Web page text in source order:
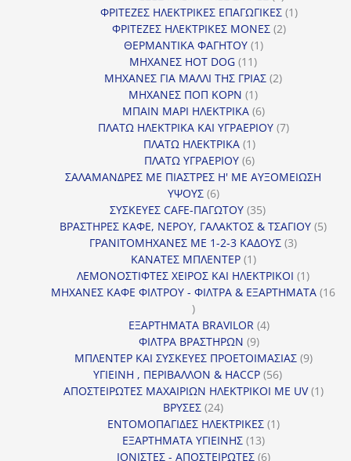
προϊόν
ΦΡΙΤΕΖΕΣ ΗΛΕΚΤΡΙΚΕΣ ΕΠΑΓΩΓΙΚΕΣ 11
ΦΡΙΤΕΖΕΣ ΗΛΕΚΤΡΙΚΕΣ ΜΟΝΕΣ 22
ΘΕΡΜΑΝΤΙΚΑ ΦΑΓΗΤΟΥ 11
ΜΗΧΑΝΕΣ HOT DOG 1111
προϊόντα
ΜΗΧΑΝΕΣ ΓΙΑ ΜΑΛΛΙ ΤΗΣ ΓΡΙΑΣ 22
ΜΗΧΑΝΕΣ ΠΟΠ ΚΟΡΝ 11
προϊόν
ΜΠΑΙΝ ΜΑΡΙ ΗΛΕΚΤΡΙΚΑ 66
προϊόντα
ΠΛΑΤΩ ΗΛΕΚΤΡΙΚΑ ΚΑΙ ΥΓΡΑΕΡΙΟΥ 77
ΠΛΑΤΩ ΗΛΕΚΤΡΙΚΑ 11
προϊόν
ΠΛΑΤΩ ΥΓΡΑΕΡΙΟΥ 66
προϊόντα
ΣΑΛΑΜΑΝΔΡΕΣ ΜΕ ΠΙΑΣΤΡΕΣ Η' ΜΕ ΑΥΞΟΜΕΙΩΣΗ
ΥΨΟΥΣ 66
προϊόντα
ΣΥΣΚΕΥΕΣ CAFE-ΠΑΓΩΤΟΥ 3535
προϊόντα
ΒΡΑΣΤΗΡΕΣ ΚΑΦΕ, ΝΕΡΟΥ, ΓΑΛΑΚΤΟΣ & ΤΣΑΓΙΟΥ 55
ΓΡΑΝΙΤΟΜΗΧΑΝΕΣ ΜΕ 1-2-3 ΚΑΔΟΥΣ 33
ΚΑΝΑΤΕΣ ΜΠΛΕΝΤΕΡ 11
προϊόν
ΛΕΜΟΝΟΣΤΙΦΤΕΣ ΧΕΙΡΟΣ ΚΑΙ ΗΛΕΚΤΡΙΚΟΙ 11
προϊόν
ΜΗΧΑΝΕΣ ΚΑΦΕ ΦΙΛΤΡΟΥ - ΦΙΛΤΡΑ & ΕΞΑΡΤΗΜΑΤΑ 16
16
προϊόντα
ΕΞΑΡΤΗΜΑΤΑ BRAVILOR 44
ΦΙΛΤΡΑ ΒΡΑΣΤΗΡΩΝ 99
προϊόντα
ΜΠΛΕΝΤΕΡ ΚΑΙ ΣΥΣΚΕΥΕΣ ΠΡΟΕΤΟΙΜΑΣΙΑΣ 99
ΥΓΙΕΙΝΗ , ΠΕΡΙΒΑΛΛΟΝ & HACCP 5656
προϊόντα
ΑΠΟΣΤΕΙΡΩΤΕΣ ΜΑΧΑΙΡΙΩΝ ΗΛΕΚΤΡΙΚΟΙ ΜΕ UV 11
ΒΡΥΣΕΣ 2424
προϊόντα
ΕΝΤΟΜΟΠΑΓΙΔΕΣ ΗΛΕΚΤΡΙΚΕΣ 11
ΕΞΑΡΤΗΜΑΤΑ ΥΓΙΕΙΝΗΣ 1313
προϊόντα
ΙΟΝΙΣΤΕΣ - ΑΠΟΣΤΕΙΡΩΤΕΣ 66